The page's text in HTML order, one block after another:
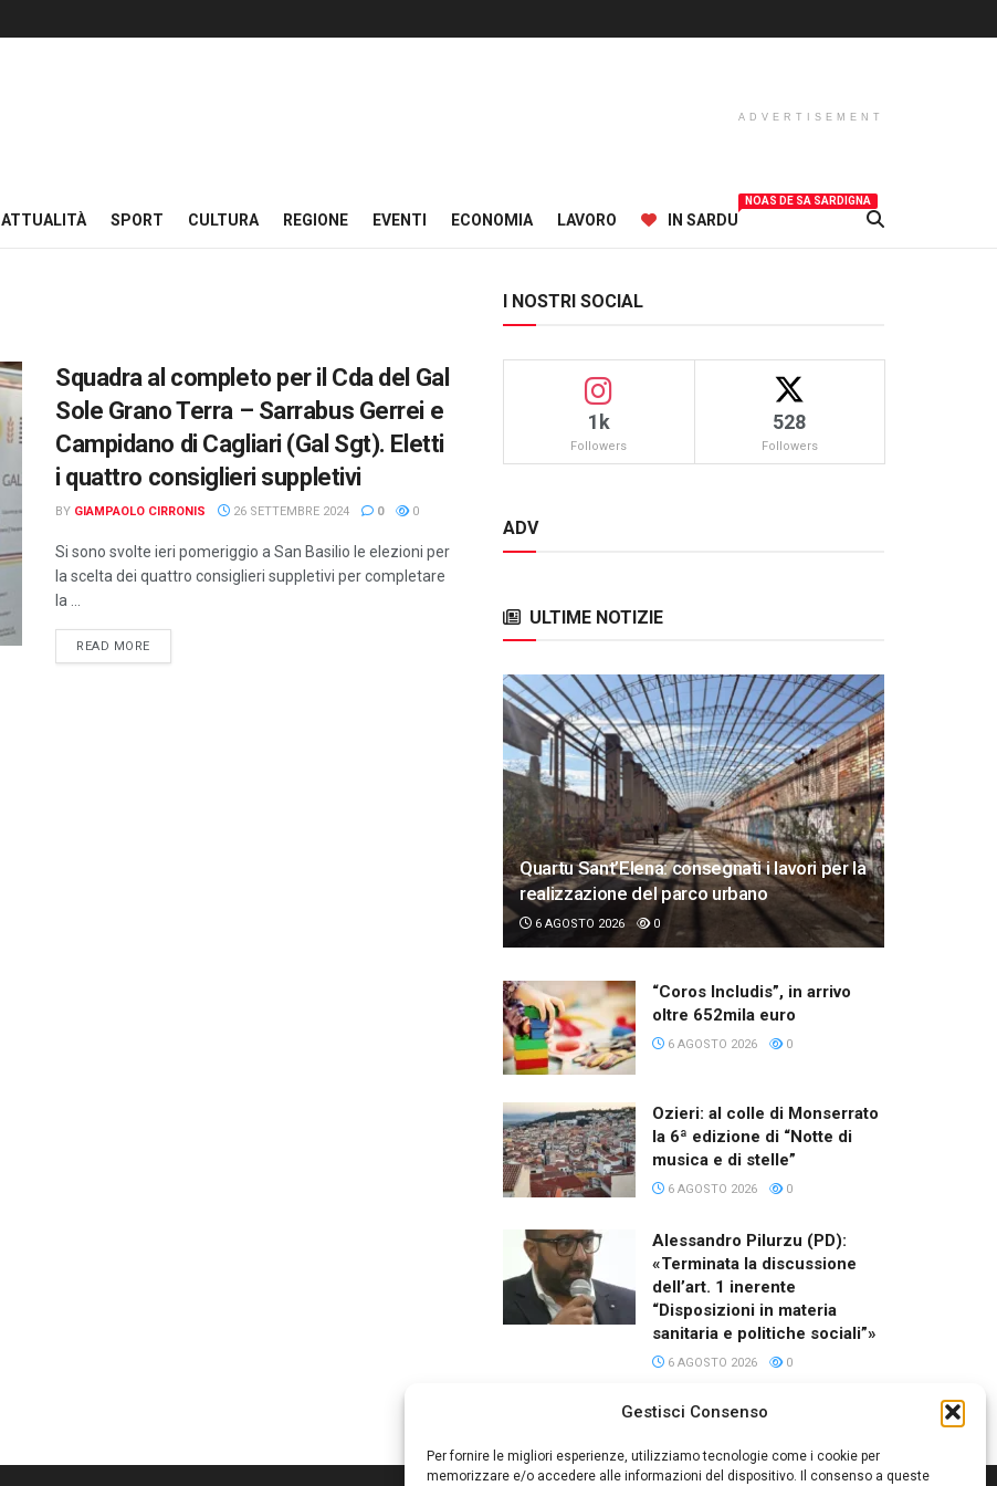
Gestisci Consenso
Per fornire le migliori esperienze, utilizziamo tecnologie come i cookie per
memorizzare e/o accedere alle informazioni del dispositivo. Il consenso a queste
ADVERTISEMENT
ATTUALITÀ SPORT CULTURA REGIONE EVENTI ECONOMIA LAVORO IN SARDU
NOAS DE SA SARDIGNA
Squadra al completo per il Cda del Gal
Sole Grano Terra – Sarrabus Gerrei e
Campidano di Cagliari (Gal Sgt). Eletti
i quattro consiglieri suppletivi
BY GIAMPAOLO CIRRONIS 26 SETTEMBRE 2024 0 0
Si sono svolte ieri pomeriggio a San Basilio le elezioni per
la scelta dei quattro consiglieri suppletivi per completare
la ...
READ MOREDETAILS
I NOSTRI SOCIAL
1k
Followers
528
Followers
ADV
ULTIME NOTIZIE
Quartu Sant’Elena: consegnati i lavori per la
realizzazione del parco urbano
6 AGOSTO 2026 0
“Coros Includis”, in arrivo
oltre 652mila euro
6 AGOSTO 2026 0
Ozieri: al colle di Monserrato
la 6ª edizione di “Notte di
musica e di stelle”
6 AGOSTO 2026 0
Alessandro Pilurzu (PD):
«Terminata la discussione
dell’art. 1 inerente
“Disposizioni in materia
sanitaria e politiche sociali”»
6 AGOSTO 2026 0